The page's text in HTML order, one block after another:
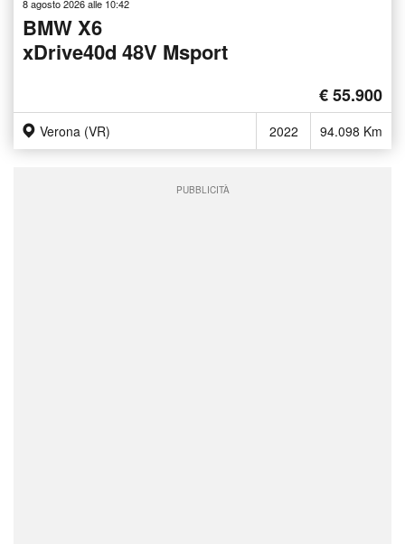
8 agosto 2026 alle 10:42
BMW X6
xDrive40d 48V Msport
€ 55.900
Verona (VR) 2022 94.098 Km
PUBBLICITÀ